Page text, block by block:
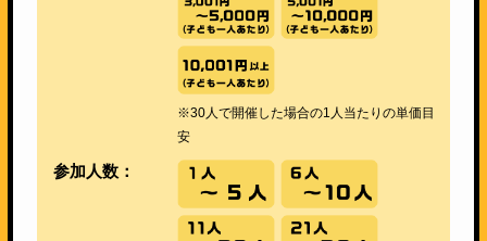
※30人で開催した場合の1人当たりの単価目
安
参加人数：